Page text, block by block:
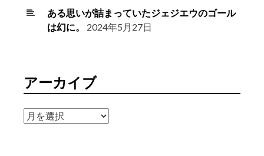
ある思いが詰まっていたジェジエウのゴール
は幻に。
2024年5月27日
アーカイブ
ア